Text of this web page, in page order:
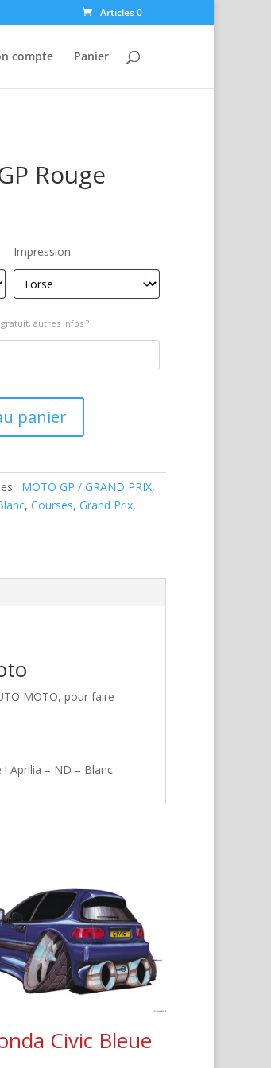
Articles 0
compte Panier
Rouge
Impression
autres infos ?
panier
: MOTO GP / GRAND PRIX,
,Courses,Grand Prix,
MOTO, pour faire
Aprilia – ND – Blanc
Civic Bleue